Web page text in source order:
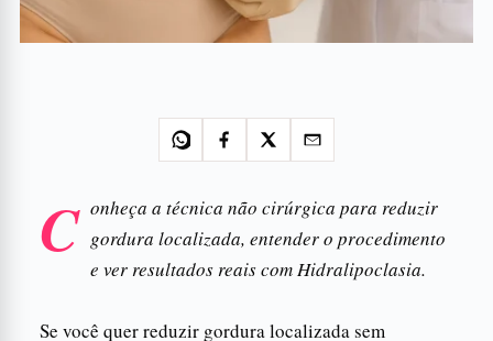
C onheça a técnica não cirúrgica para reduzir
gordura localizada, entender o procedimento
e ver resultados reais com Hidralipoclasia.
Se você quer reduzir gordura localizada sem